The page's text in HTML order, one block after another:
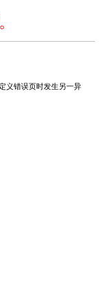
义错误页时发生另一异